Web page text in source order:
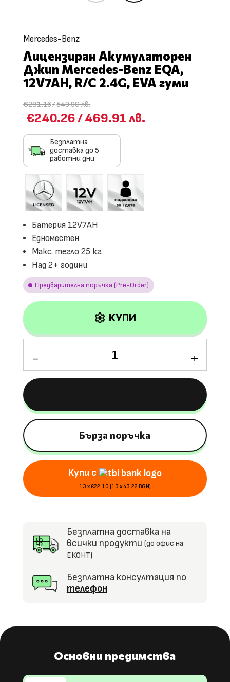
Mercedes-Benz
Лицензиран Aкумулаторен
Джип Mercedes-Benz EQA,
12V7AH, R/C 2.4G, EVA гуми
€281.16/549.90 лв.
€240.26/469.91 лв.
Безплатна
доставка до 5
работни дни
Батерия 12V7AH
Едноместен
Макс. тегло 25 кг.
Над 2+ години
Предварителна поръчка (Pre-Order)
settings КУПИ
Лицензиран
Aкумулаторен
Джип
Mercedes-
Benz
EQA,
12V7AH,
R/C
2.4G,
EVA
гуми
Бърза поръчка
Купи с
13 x €22.10 (13 x 43.22 BGN)
Безплатна доставка на
всички продукти (до офис на
ЕКОНТ)
Безплатна консултация по
телефон
Основни предимства